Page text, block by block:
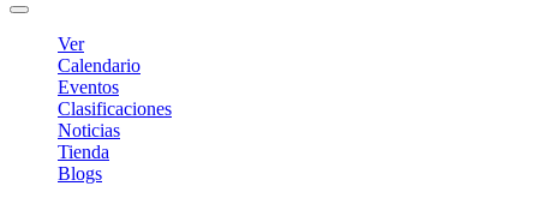
Ver
Calendario
Eventos
Clasificaciones
Noticias
Tienda
Blogs